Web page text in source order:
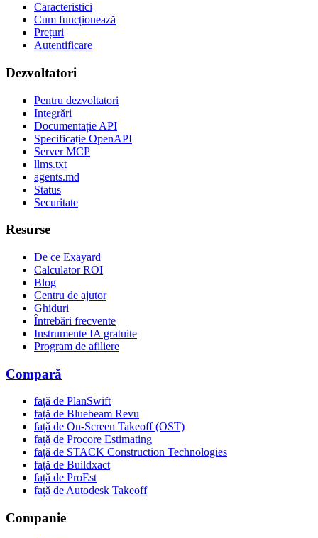
Caracteristici
Cum funcționează
Prețuri
Autentificare
Dezvoltatori
Pentru dezvoltatori
Integrări
Documentație API
Specificație OpenAPI
Server MCP
llms.txt
agents.md
Status
Securitate
Resurse
De ce Exayard
Calculator ROI
Blog
Centru de ajutor
Ghiduri
Întrebări frecvente
Instrumente IA gratuite
Program de afiliere
Compară
față de PlanSwift
față de Bluebeam Revu
față de On-Screen Takeoff (OST)
față de Procore Estimating
față de STACK Construction Technologies
față de Buildxact
față de ProEst
față de Autodesk Takeoff
Companie